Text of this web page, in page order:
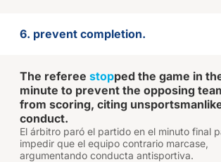
6. prevent completion.
The referee stopped the game in
minute to prevent the opposing
from scoring, citing
conduct.
El árbitro paró el partido en el minuto final
impedir que el equipo contrario marcase,
argumentando conducta antisportiva.